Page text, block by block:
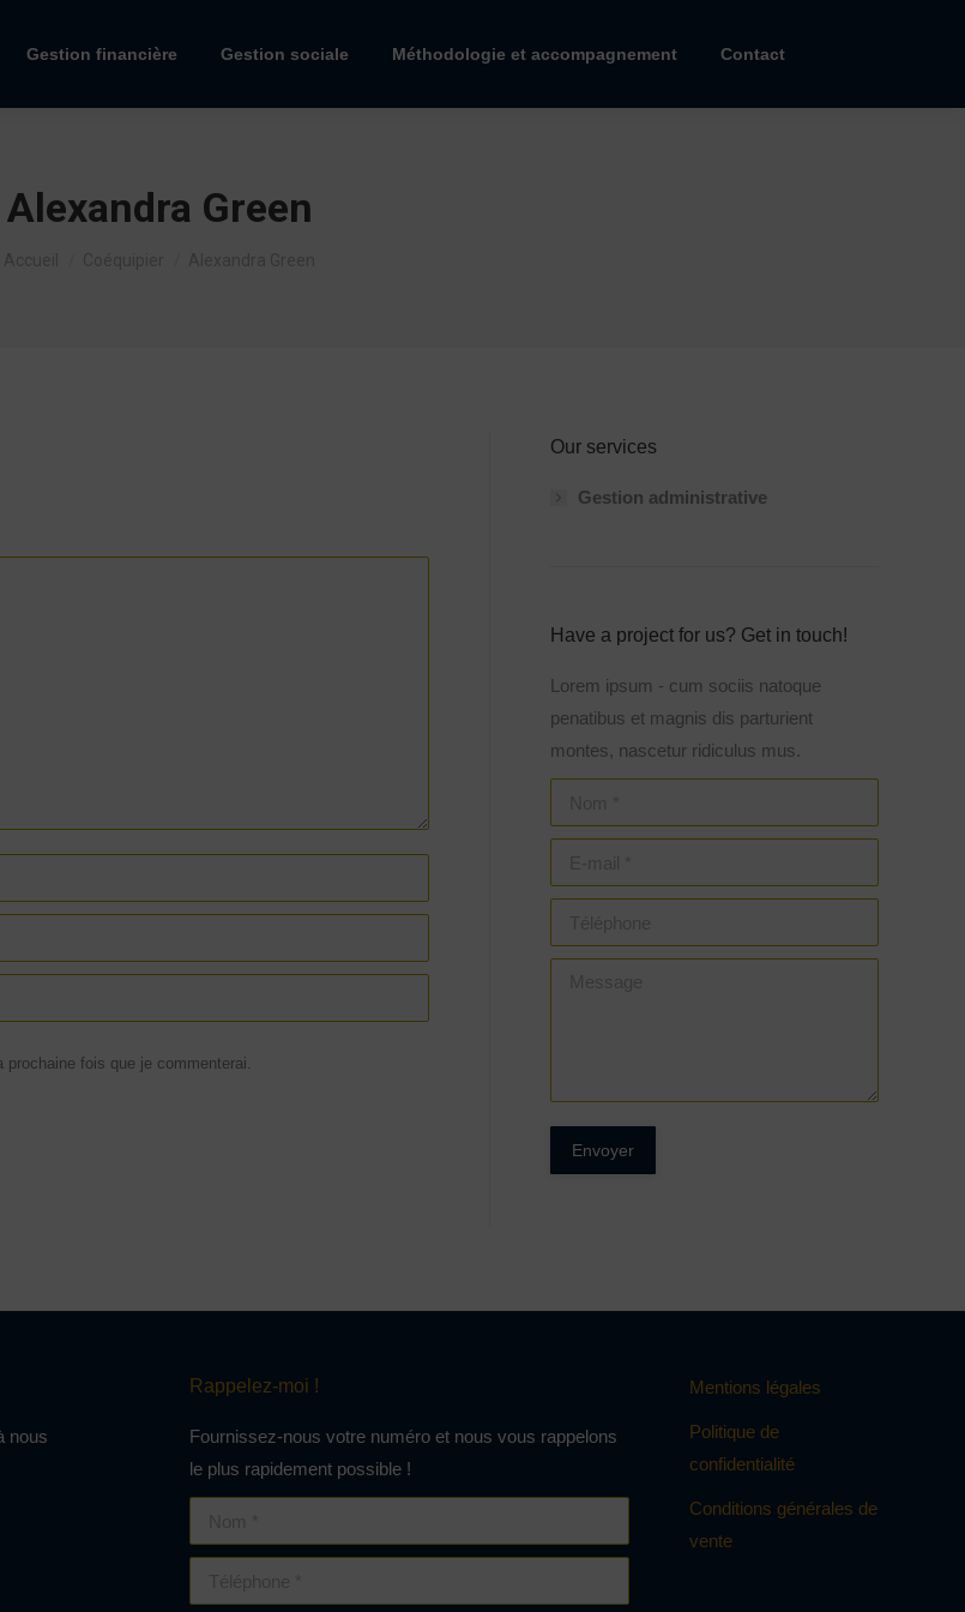
Gestion financière Gestion sociale Méthodologie et accompagnement Contact
Alexandra Green
fois que je commenterai.
Our services
Gestion administrative
Have a project for us? Get in touch!
Lorem ipsum - cum sociis natoque
penatibus et magnis dis parturient
montes, nascetur ridiculus mus.
Envoyer
nous
Rappelez-moi !
Fournissez-nous votre numéro et nous vous rappelons
le plus rapidement possible !
Mentions légales
Politique de
confidentialité
Conditions générales de
vente